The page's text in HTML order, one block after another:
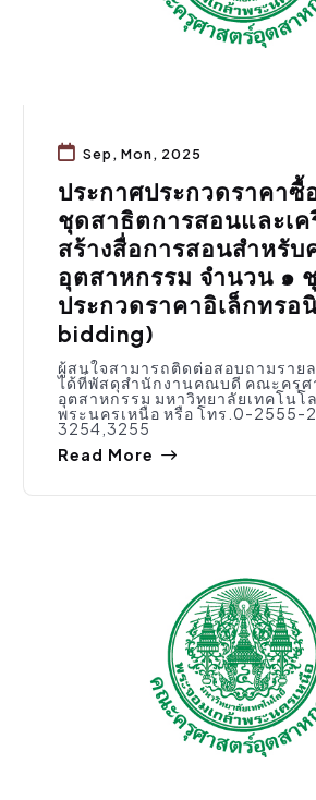
Sep, Mon, 2025
ประกาศประกวดราคาซื้
ชุดสาธิตการสอนและเค
สร้างสื่อการสอนสำหรับ
อุตสาหกรรม จำนวน ๑
ประกวดราคาอิเล็กทรอ
bidding)
ผู้สนใจสามารถติดต่อสอบถามรายล
ได้ที่พัสดุสำนักงานคณบดี คณะครุศ
อุตสาหกรรม มหาวิทยาลัยเทคโนโ
พระนครเหนือ หรือ โทร.0-2555-
3254,3255
Read More